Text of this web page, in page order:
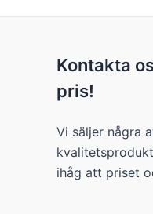
Kontakta
pris!
Vi säljer några
ihåg att priset